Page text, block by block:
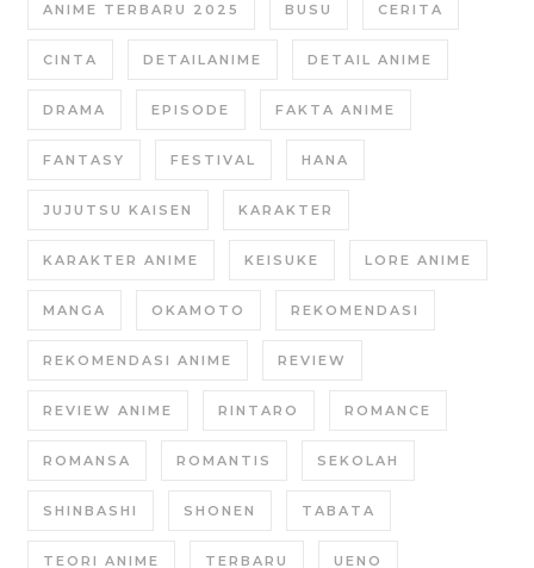
ANIME TERBARU 2025 BUSU CERITA
CINTA DETAILANIME DETAIL ANIME
DRAMA EPISODE FAKTA ANIME
FANTASY FESTIVAL HANA
JUJUTSU KAISEN KARAKTER
KARAKTER ANIME KEISUKE LORE ANIME
MANGA OKAMOTO REKOMENDASI
REKOMENDASI ANIME REVIEW
REVIEW ANIME RINTARO ROMANCE
ROMANSA ROMANTIS SEKOLAH
SHINBASHI SHONEN TABATA
TEORI ANIME TERBARU UENO